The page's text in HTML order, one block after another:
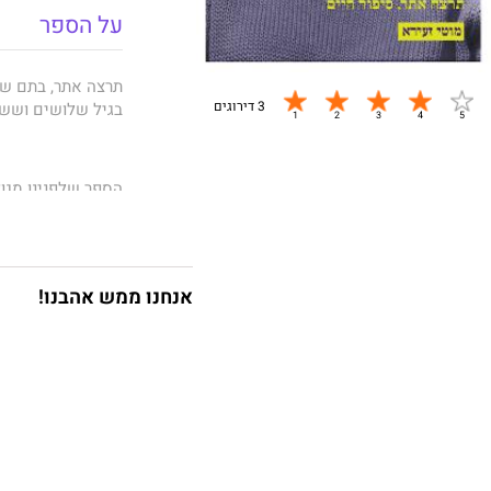
3 דירוגים
על הספר
‬בגיל‭ ‬שלושים‭ ‬ושש‭ ‬בנסיבות‭ ‬שאינן‭ ‬ברורות‭ ‬עד‭ ‬היום. ‬
אנחנו ממש אהבנו!